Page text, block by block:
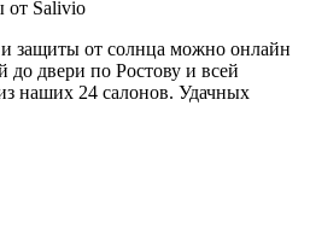
от Salivio
защиты от солнца можно онлайн
до двери по Ростову и всей
наших 24 салонов. Удачных